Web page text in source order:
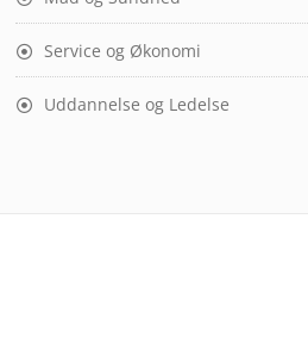
Service og Økonomi
Uddannelse og Ledelse